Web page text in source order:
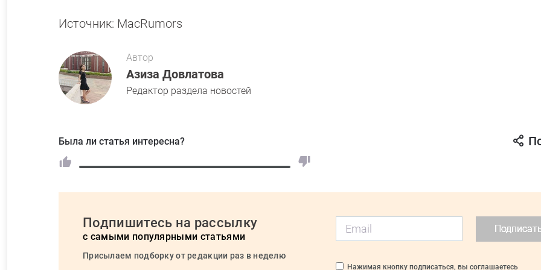
Источник: MacRumors
Автор
Азиза Довлатова
Редактор раздела новостей
Была ли статья интересна?
Подпишитесь на рассылку
с самыми популярными статьями
Присылаем подборку от редакции раз в неделю
Нажимая кнопку подписаться, вы соглашаетесь